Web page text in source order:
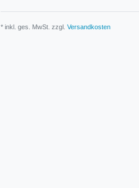
* inkl. ges. MwSt. zzgl. Versandkosten